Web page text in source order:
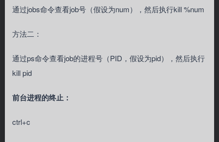
通过jobs命令查看job号（假设为num），然后执行kill %num
方法二：
通过ps命令查看job的进程号（PID，假设为pid），然后执行
kill pid
前台进程的终止：
ctrl+c